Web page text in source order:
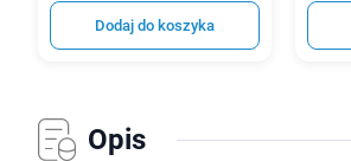
Dodaj do koszyka
Opis